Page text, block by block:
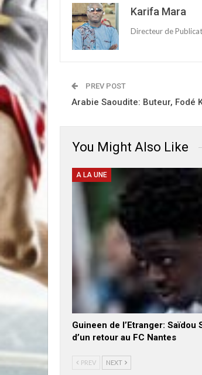
Karifa Mara
Directeur de
PREV POST
Arabie Saoudite: Buteur,
You Might Also Like
A LA UNE
Guineen de l’Etranger: Saïdou
d’un retour au FC Nantes
PREV NEXT